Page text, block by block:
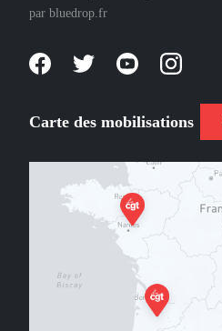
par bluedrop.fr
Carte des mobilisations